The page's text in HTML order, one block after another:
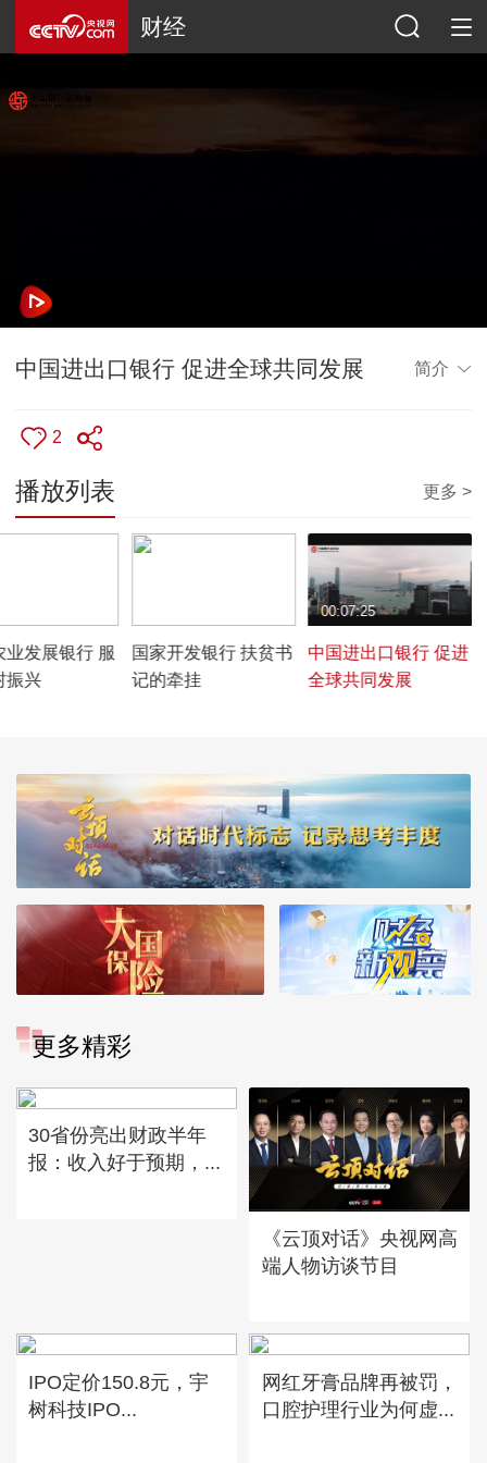
财经
中国进出口银行 促进全球共同发展 简介
2
播放列表 更多 >
业发展银行 服
振兴
国家开发银行 扶贫书
记的牵挂
中国进出口银行 促进
全球共同发展
00:07:25
更多精彩
30省份亮出财政半年
报：收入好于预期，...
《云顶对话》央视网高
端人物访谈节目
IPO定价150.8元，宇
树科技IPO...
网红牙膏品牌再被罚，
口腔护理行业为何虚...